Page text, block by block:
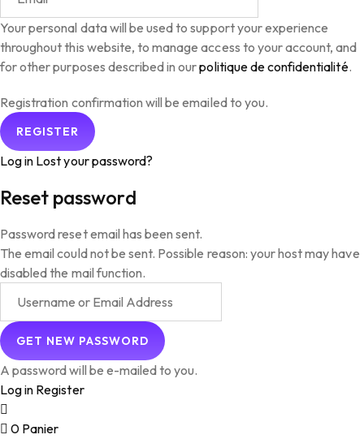
Your personal data will be used to support your experience
throughout this website, to manage access to your account, and
for other purposes described in ourpolitique de confidentialité.
Registration confirmation will be emailed to you.
Log in Lost your password?
Reset password
Password reset email has been sent.
The email could not be sent. Possible reason: your host may have
disabled the mail function.
A password will be e-mailed to you.
Log in Register
0 Panier